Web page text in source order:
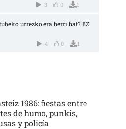
3 0 1
urrezko era berri bat? BZ
4 0 1
1986: fiestas entre
de humo, punkis,
y policía